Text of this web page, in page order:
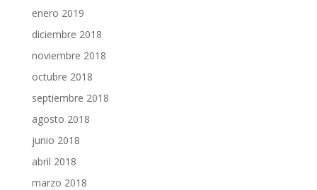
enero 2019
diciembre 2018
noviembre 2018
octubre 2018
septiembre 2018
agosto 2018
junio 2018
abril 2018
marzo 2018